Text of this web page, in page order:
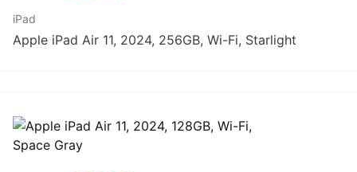
iPad
Apple iPad Air 11, 2024, 256GB, Wi-Fi, Starlight